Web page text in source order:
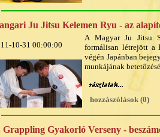
Ju Jitsu Kelemen Ryu - az
10-31 00:00:00
A Magyar Ju Jitsu
formálisan létrejött a
végén Japánban
munkájának
hozzászólások (0)
Grappling Gyakorló Verseny -